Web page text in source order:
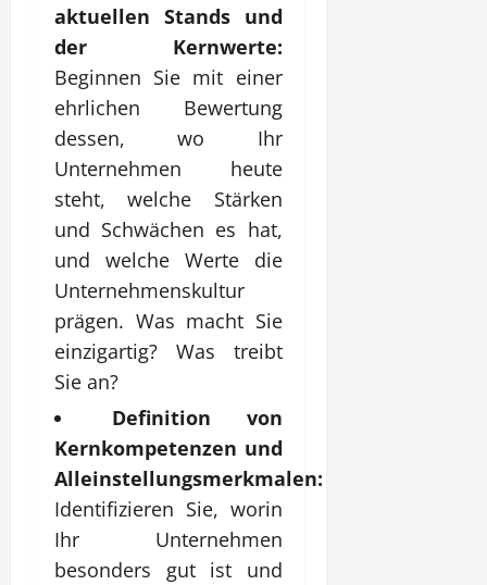
aktuellen Stands und
der Kernwerte:
Beginnen Sie mit einer
ehrlichen Bewertung
dessen, wo Ihr
Unternehmen heute
steht, welche Stärken
und Schwächen es hat,
und welche Werte die
Unternehmenskultur
prägen. Was macht Sie
einzigartig? Was treibt
Sie an?
Definition von
Kernkompetenzen und
Alleinstellungsmerkmalen:
Identifizieren Sie, worin
Ihr Unternehmen
besonders gut ist und